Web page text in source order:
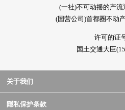
(一社)不可动摇的产流
(国营公司)首都圈不动
许可的证
国土交通大臣
关于我们
隱私保护条款